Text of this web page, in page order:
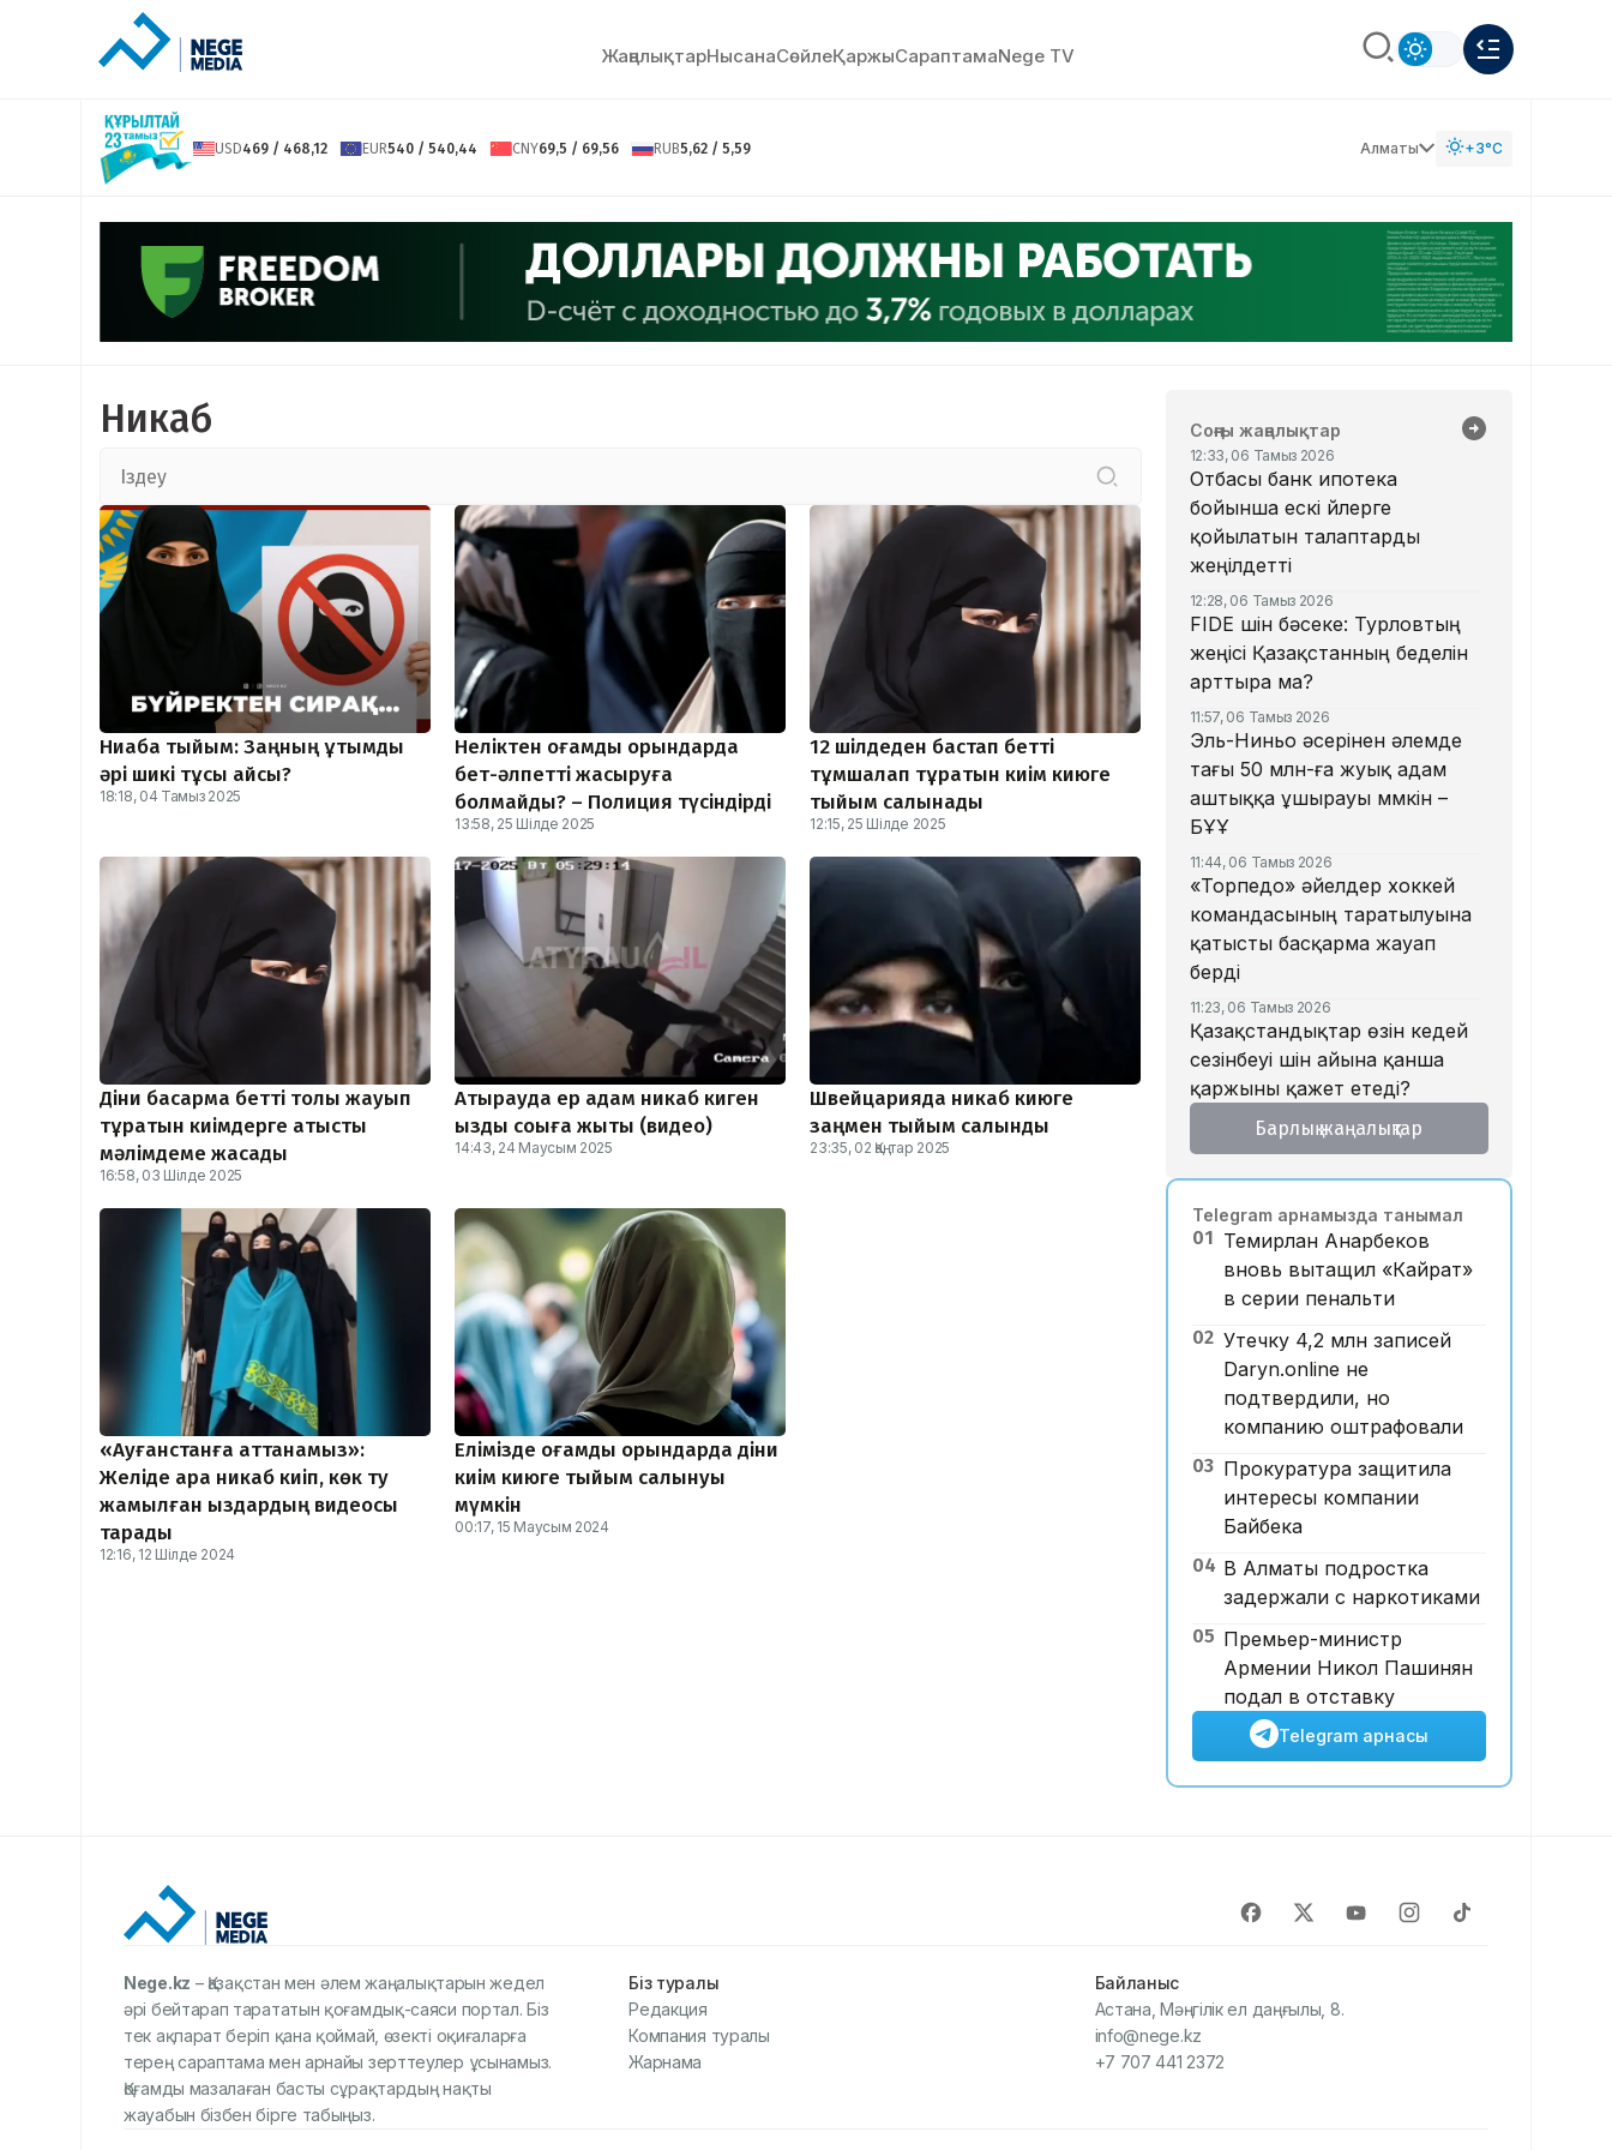
ЖаңалықтарНысанаСөйлeҚаржыСараптамаNege TV
USD469 / 468,12 EUR540 / 540,44 CNY69,5 / 69,56 RUB5,62 / 5,59 Алматы +3°C
Никаб
Ниқабқа тыйым: Заңның ұтымды
әрі шикі тұсы қайсы?
18:18, 04 Тамыз 2025
Неліктен қоғамдық орындарда
бет-әлпетті жасыруға
болмайды? – Полиция түсіндірді
13:58, 25 Шілде 2025
12 шілдеден бастап бетті
тұмшалап тұратын киім киюге
тыйым салынады
12:15, 25 Шілде 2025
Діни басқарма бетті толық жауып
тұратын киімдерге қатысты
мәлімдеме жасады
16:58, 03 Шілде 2025
Атырауда ер адам никаб киген
қызды соққыға жықты (видео)
14:43, 24 Маусым 2025
Швейцарияда никаб киюге
заңмен тыйым салынды
23:35, 02 Қаңтар 2025
«Ауғанстанға аттанамыз»:
Желіде қара никаб киіп, көк ту
жамылған қыздардың видеосы
тарады
12:16, 12 Шілде 2024
Елімізде қоғамдық орындарда діни
киім киюге тыйым салынуы
мүмкін
00:17, 15 Маусым 2024
Соңғы жаңалықтар
12:33, 06 Тамыз 2026
Отбасы банк ипотека
бойынша ескі үйлерге
қойылатын талаптарды
жеңілдетті
12:28, 06 Тамыз 2026
​FIDE үшін бәсеке: Турловтың
жеңісі Қазақстанның беделін
арттыра ма?
11:57, 06 Тамыз 2026
Эль-Ниньо әсерінен әлемде
тағы 50 млн-ға жуық адам
аштыққа ұшырауы мүмкін –
БҰҰ
11:44, 06 Тамыз 2026
«Торпедо» әйелдер хоккей
командасының таратылуына
қатысты басқарма жауап
берді
11:23, 06 Тамыз 2026
Қазақстандықтар өзін кедей
сезінбеуі үшін айына қанша
қаржыны қажет етеді?
Барлық жаңалықтар
Telegram арнамызда танымал
01 Темирлан Анарбеков
вновь вытащил «Кайрат»
в серии пенальти
02 Утечку 4,2 млн записей
Daryn.online не
подтвердили, но
компанию оштрафовали
03 Прокуратура защитила
интересы компании
Байбека
04 В Алматы подростка
задержали с наркотиками
05 Премьер-министр
Армении Никол Пашинян
подал в отставку
Telegram арнасы
Nege.kz – Қазақстан мен әлем жаңалықтарын жедел
әрі бейтарап тарататын қоғамдық-саяси портал. Біз
тек ақпарат беріп қана қоймай, өзекті оқиғаларға
терең сараптама мен арнайы зерттеулер ұсынамыз.
Қоғамды мазалаған басты сұрақтардың нақты
жауабын бізбен бірге табыңыз.
Біз туралы
Редакция
Компания туралы
Жарнама
Байланыс
Астана, Мәңгілік ел даңғылы, 8.
info@nege.kz
+7 707 441 2372